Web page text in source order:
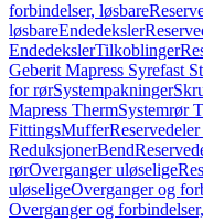
forbindelser, løsbare
løsbareEndedeksler
EndedekslerTilkoblinger
Geberit Mapress Syrefast
for rørSystempakninger
Mapress ThermSystemrør
FittingsMuffer
ReduksjonerBend
rørOverganger uløselige
uløseligeOverganger og
Overganger og